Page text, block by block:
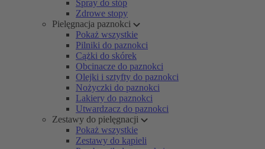
Spray do stóp
Zdrowe stopy
Pielęgnacja paznokci
Pokaż wszystkie
Pilniki do paznokci
Cążki do skórek
Obcinacze do paznokci
Olejki i sztyfty do paznokci
Nożyczki do paznokci
Lakiery do paznokci
Utwardzacz do paznokci
Zestawy do pielęgnacji
Pokaż wszystkie
Zestawy do kąpieli